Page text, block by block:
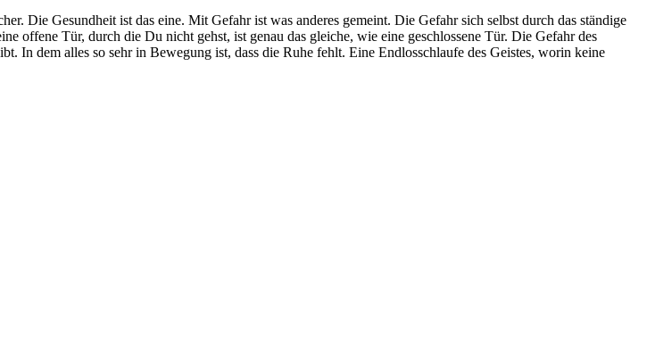
Die Gesundheit ist das eine. Mit Gefahr ist was anderes gemeint. Die Gefahr sich selbst durch das ständige
offene Tür, durch die Du nicht gehst, ist genau das gleiche, wie eine geschlossene Tür. Die Gefahr des
In dem alles so sehr in Bewegung ist, dass die Ruhe fehlt. Eine Endlosschlaufe des Geistes, worin keine